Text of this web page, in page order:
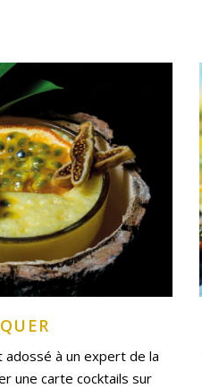
adossé à un expert de la
une carte cocktails sur